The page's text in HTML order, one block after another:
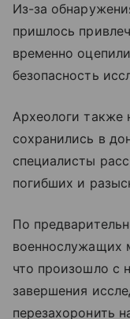
Из-за
пришлось
временно
безопасность
Археологи также
сохранились в
специалисты
погибших и
По
военнослужащих
что произошло с
завершения
перезахоронить